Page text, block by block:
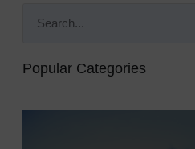
Popular Categories